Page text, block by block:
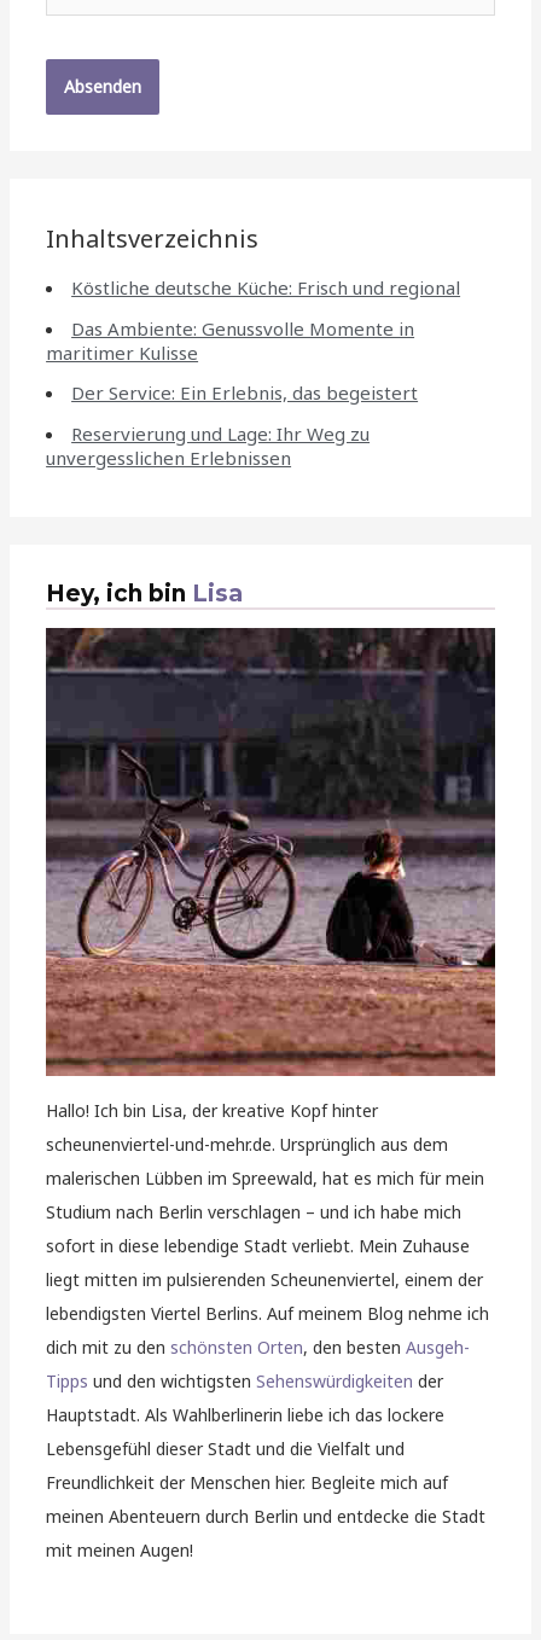
Inhaltsverzeichnis
Köstliche deutsche Küche: Frisch und regional
Das Ambiente: Genussvolle Momente in
maritimer Kulisse
Der Service: Ein Erlebnis, das begeistert
Reservierung und Lage: Ihr Weg zu
unvergesslichen Erlebnissen
Hey, ich bin Lisa
Hallo! Ich bin Lisa, der kreative Kopf hinter
scheunenviertel-und-mehr.de. Ursprünglich aus dem
malerischen Lübben im Spreewald, hat es mich für mein
Studium nach Berlin verschlagen – und ich habe mich
sofort in diese lebendige Stadt verliebt. Mein Zuhause
liegt mitten im pulsierenden Scheunenviertel, einem der
lebendigsten Viertel Berlins. Auf meinem Blog nehme ich
dich mit zu denschönsten Orten, den bestenAusgeh-
Tipps und den wichtigstenSehenswürdigkeiten der
Hauptstadt. Als Wahlberlinerin liebe ich das lockere
Lebensgefühl dieser Stadt und die Vielfalt und
Freundlichkeit der Menschen hier. Begleite mich auf
meinen Abenteuern durch Berlin und entdecke die Stadt
mit meinen Augen!